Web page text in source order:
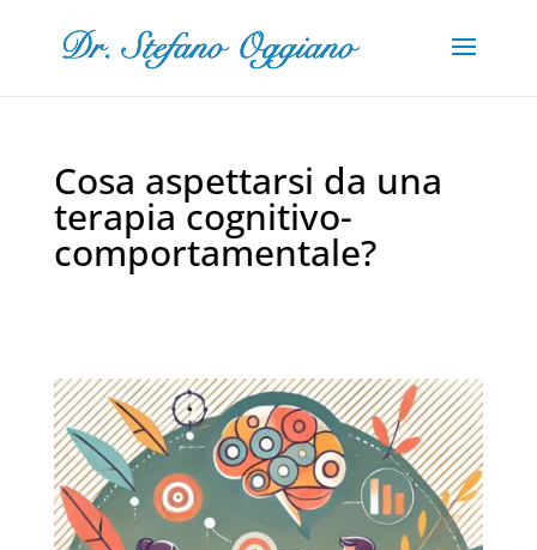
Cosa aspettarsi da una
terapia cognitivo-
comportamentale?